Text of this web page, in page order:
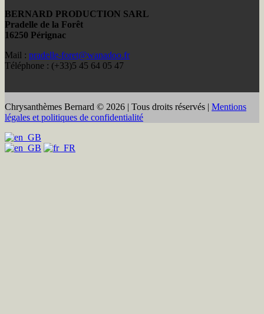
BERNARD PRODUCTION SARL
Pradelle de la Forêt
16250 Pérignac
Mail : pradelle-foret@wanadoo.fr
Téléphone : (+33)5 45 64 05 47
Chrysanthèmes Bernard © 2026 | Tous droits réservés | Mentions
légales et politiques de confidentialité